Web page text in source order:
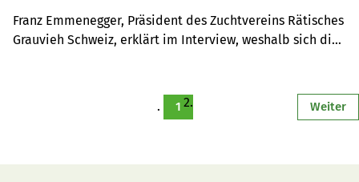
Franz Emmenegger, Präsident des Zuchtvereins Rätisches
Grauvieh Schweiz, erklärt im Interview, weshalb sich die
1 Weiter